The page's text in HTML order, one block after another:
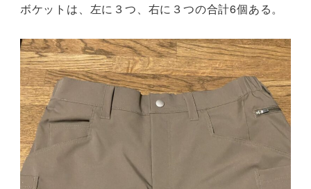
ボケットは、左に３つ、右に３つの合計6個ある。